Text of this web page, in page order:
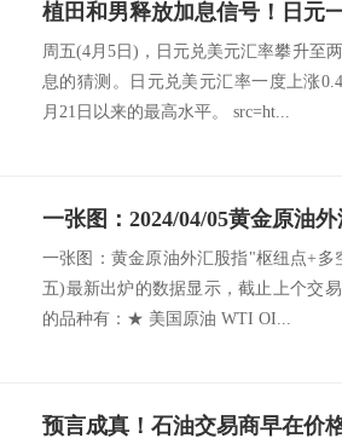
植田和男释放加息信号！日元
周五(4月5日)，日元兑美元汇率攀升至
息的猜测。日元兑美元汇率一度上涨
月21日以来的最高水平。 src=ht...
一张图：黄金原油外汇股指"枢纽点+多
五)最新出炉的数据显示，截止上个交
的品种有：★ 美国原油 WTI OI...